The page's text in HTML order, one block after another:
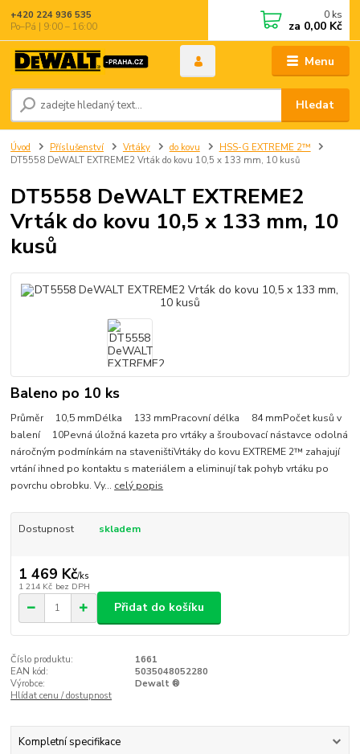
Menu
Hledat
+420 224 936 535
Po–Pá | 9:00 – 16:00
0 ks
za 0,00 Kč
Úvod Příslušenství Vrtáky do kovu
HSS-G EXTREME 2™
DT5558 DeWALT EXTREME2 Vrták do kovu 10,5 x 133 mm, 10 kusů
DT5558 DeWALT EXTREME2
Vrták do kovu 10,5 x 133 mm, 10
kusů
Baleno po 10 ks
Průměr 10,5 mmDélka 133 mmPracovní délka 84 mmPočet kusů v
balení 10Pevná úložná kazeta pro vrtáky a šroubovací nástavce odolná
náročným podmínkám na staveništiVrtáky do kovu EXTREME 2™ zahajují
vrtání ihned po kontaktu s materiálem a eliminují tak pohyb vrtáku po
povrchu obrobku. Vy... celý popis
Dostupnost skladem
1 469 Kč/ks
1 214 Kč bez DPH
Přidat do košíku
Číslo produktu:
1661
EAN kód:
5035048052280
Výrobce:
Dewalt ®
Hlídat cenu / dostupnost
Kompletní specifikace